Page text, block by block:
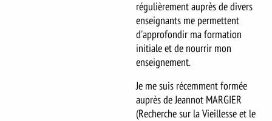
régulièrement auprès de divers
enseignants me permettent
d'approfondir ma formation
initiale et de nourrir mon
enseignement.
Je me suis récemment formée
auprès de Jeannot MARGIER
(Recherche sur la Vieillesse et le